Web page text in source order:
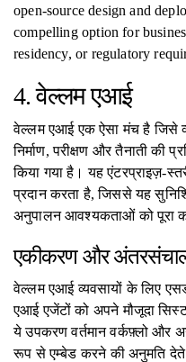
open-source design and
compelling option for
residency, or regulatory
4. वेल्लम एआई
वेल्लम एआई एक ऐसा मंच है जिसे
निर्माण, परीक्षण और तैनाती की
किया गया है। यह एंटरप्राइज़-
प्रदान करता है, जिससे यह
अनुपालन आवश्यकताओं को पूरा
एकीकरण और
वेल्लम एआई व्यवसायों के लिए
एआई एजेंटों को अपने मौजूदा
ये उपकरण वर्तमान वर्कफ़्लो और
रूप से एम्बेड करने की अनुमति देते